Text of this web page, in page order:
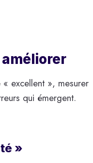
excellent », mesurer
qui émergent.
»